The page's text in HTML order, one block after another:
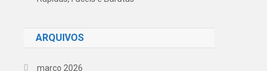
ARQUIVOS
março 2026